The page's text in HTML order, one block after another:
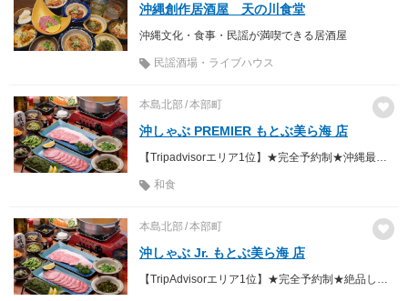
沖縄創作居酒屋 天の川食堂
沖縄文化・食事・民謡が満喫できる居酒屋
民謡酒場・ライブハウス
本島北部 本部町
沖しゃぶ PREMIER もとぶ美ら海 店
【Tripadvisorエリア1位】★完全予約制★沖縄最高級の絶品しゃぶしゃぶ♪
和食
本島北部 本部町
沖しゃぶ Jr. もとぶ美ら海 店